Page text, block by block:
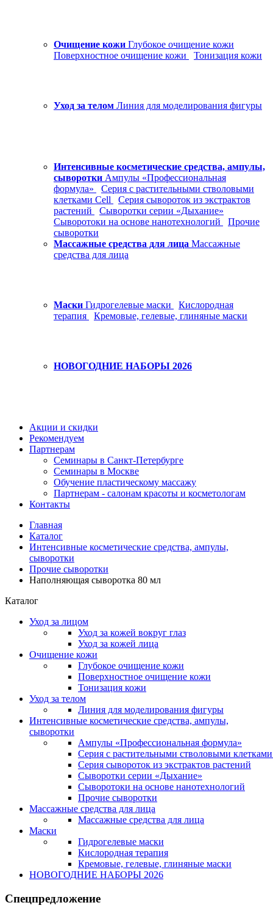
Очищение кожи Глубокое очищение кожи
Поверхностное очищение кожи
Тонизация кожи
Уход за телом Линия для моделирования фигуры
Интенсивные косметические средства, ампулы,
сыворотки Ампулы «Профессиональная
формула»
Серия с растительными стволовыми
клетками Cell
Серия сывороток из экстрактов
растений
Сыворотки серии «Дыхание»
Сыворотоки на основе нанотехнологий
Прочие
сыворотки
Массажные средства для лица Массажные
средства для лица
Маски Гидрогелевые маски
Кислородная
терапия
Кремовые, гелевые, глиняные маски
НОВОГОДНИЕ НАБОРЫ 2026
Акции и скидки
Рекомендуем
Партнерам
Семинары в Санкт-Петербурге
Семинары в Москве
Обучение пластическому массажу
Партнерам - салонам красоты и косметологам
Контакты
Главная
Каталог
Интенсивные косметические средства, ампулы,
сыворотки
Прочие сыворотки
Наполняющая сыворотка 80 мл
Каталог
Уход за лицом
Уход за кожей вокруг глаз
Уход за кожей лица
Очищение кожи
Глубокое очищение кожи
Поверхностное очищение кожи
Тонизация кожи
Уход за телом
Линия для моделирования фигуры
Интенсивные косметические средства, ампулы,
сыворотки
Ампулы «Профессиональная формула»
Серия с растительными стволовыми
Серия сывороток из экстрактов растений
Сыворотки серии «Дыхание»
Сыворотоки на основе нанотехнологий
Прочие сыворотки
Массажные средства для лица
Массажные средства для лица
Маски
Гидрогелевые маски
Кислородная терапия
Кремовые, гелевые, глиняные маски
НОВОГОДНИЕ НАБОРЫ 2026
Спецпредложение